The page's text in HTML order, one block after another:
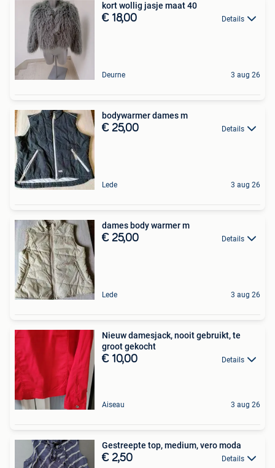
kort wollig jasje maat 40
€ 18,00 Details
Deurne 3 aug 26
bodywarmer dames m
€ 25,00 Details
Lede 3 aug 26
dames body warmer m
€ 25,00 Details
Lede 3 aug 26
Nieuw damesjack, nooit gebruikt, te
groot gekocht
€ 10,00 Details
Aiseau 3 aug 26
Gestreepte top, medium, vero moda
€ 2,50 Details